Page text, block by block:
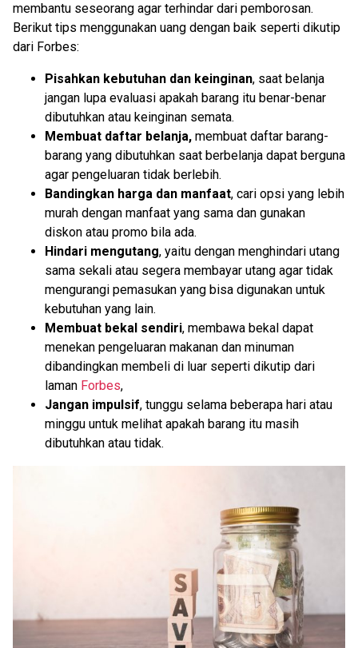
membantu seseorang agar terhindar dari pemborosan.
Berikut tips menggunakan uang dengan baik seperti dikutip
dari Forbes:
Pisahkan kebutuhan dan keinginan, saat belanja
jangan lupa evaluasi apakah barang itu benar-benar
dibutuhkan atau keinginan semata.
Membuat daftar belanja, membuat daftar barang-
barang yang dibutuhkan saat berbelanja dapat berguna
agar pengeluaran tidak berlebih.
Bandingkan harga dan manfaat, cari opsi yang lebih
murah dengan manfaat yang sama dan gunakan
diskon atau promo bila ada.
Hindari mengutang, yaitu dengan menghindari utang
sama sekali atau segera membayar utang agar tidak
mengurangi pemasukan yang bisa digunakan untuk
kebutuhan yang lain.
Membuat bekal sendiri, membawa bekal dapat
menekan pengeluaran makanan dan minuman
dibandingkan membeli di luar seperti dikutip dari
laman Forbes,
Jangan impulsif, tunggu selama beberapa hari atau
minggu untuk melihat apakah barang itu masih
dibutuhkan atau tidak.